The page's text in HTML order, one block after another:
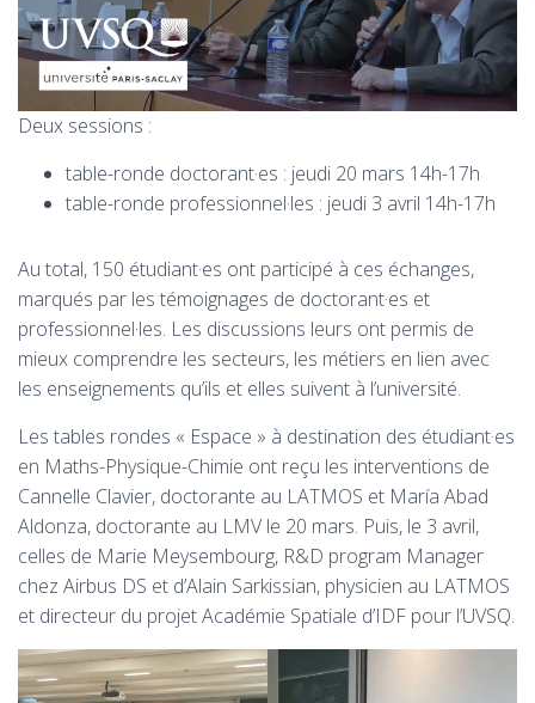
Deux sessions :
table-ronde doctorant·es : jeudi 20 mars 14h-17h
table-ronde professionnel·les : jeudi 3 avril 14h-17h
Au total, 150 étudiant·es ont participé à ces échanges,
marqués par les témoignages de doctorant·es et
professionnel·les. Les discussions leurs ont permis de
mieux comprendre les secteurs, les métiers en lien avec
les enseignements qu’ils et elles suivent à l’université.
Les tables rondes « Espace » à destination des étudiant·es
en Maths-Physique-Chimie ont reçu les interventions de
Cannelle Clavier, doctorante au LATMOS et María Abad
Aldonza, doctorante au LMV le 20 mars. Puis, le 3 avril,
celles de Marie Meysembourg, R&D program Manager
chez Airbus DS et d’Alain Sarkissian, physicien au LATMOS
et directeur du projet Académie Spatiale d’IDF pour l’UVSQ.